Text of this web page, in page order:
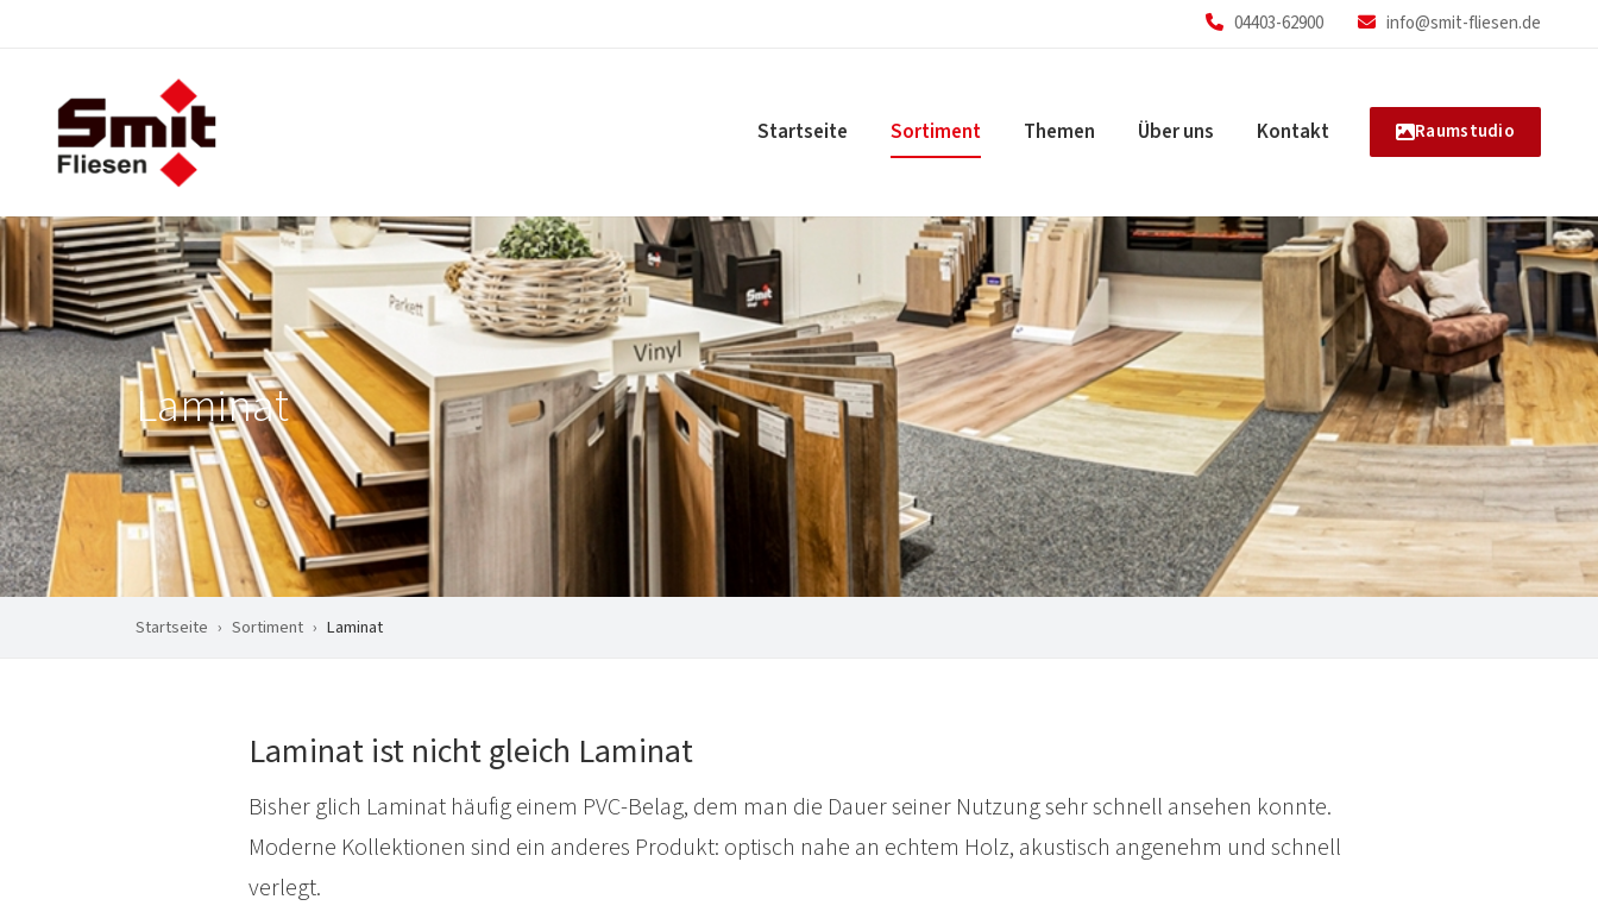
04403-62900 info@smit-fliesen.de
Startseite Sortiment Themen Über uns Kontakt Raumstudio
Laminat
Startseite Sortiment Laminat
Laminat ist nicht gleich Laminat
Bisher glich Laminat häufig einem PVC-Belag, dem man die Dauer seiner Nutzung sehr schnell ansehen konnte.
Moderne Kollektionen sind ein anderes Produkt: optisch nahe an echtem Holz, akustisch angenehm und schnell
verlegt.